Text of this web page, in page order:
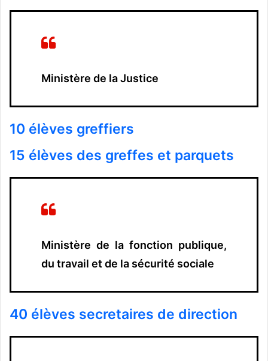
Ministère de la Justice
10 élèves greffiers
15 élèves des greffes et parquets
Ministère de la fonction publique,
du travail et de la sécurité sociale
40 élèves secretaires de direction